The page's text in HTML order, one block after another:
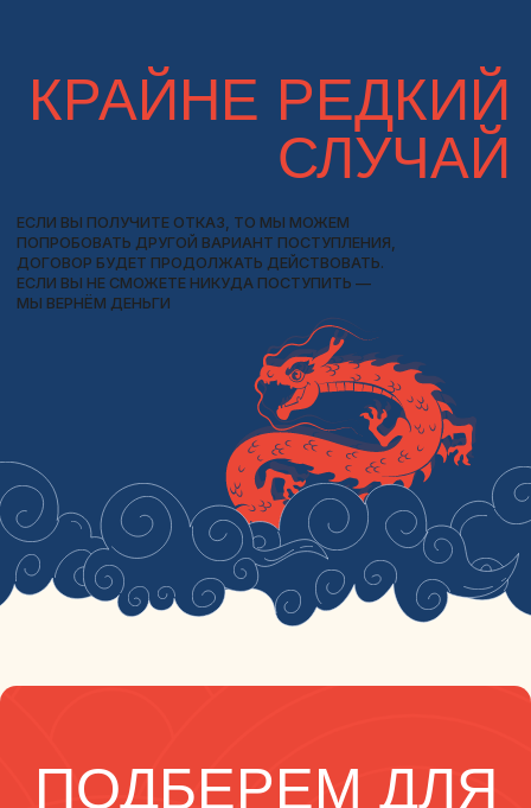
обучения за год?
Помимо оплаты обучения, студенты могут
столкнуться с дополнительными расходами при
учебе за рубежом. Некоторые из них включают:
общежитии может начинаться примерно от 3200
до 3500 юаней в месяц за однокомнатную
квартиру. Цены могут быть немного ниже по
сравнению с крупными городами, такими как Чэнду.
P.S. Это про ибинь.
Стоимость обеда в столовой или кафе
может составлять примерно от 15 до 40 юаней за
блюдо. Цены на продукты в супермаркетах также
могут быть немного ниже, чем в более крупных
Учебные материалы:
Включает в себя учебники,
книги, канцелярские принадлежности и другие
материалы, необходимые для учебы обойдутся вам
примерно 400 юаней.
Медицинская страховка: Расходы на
медицинскую страховку, которая является
обязательной для иностранных студентов и имеет
примерную стоимость 800 юаней.
культурных мероприятий, экскурсии, кино,
рестораны и другие развлечения.